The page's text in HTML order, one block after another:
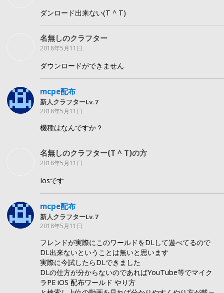
ダンロード出来ない(T ^ T)
名無しのクラフター
2018年5月11日
ダウンロードができません
mcpe配布
新人クラフターLv.7
2018年5月11日
機種はなんですか？
名無しのクラフター(T ^ T)の方
2018年5月11日
Iosです
mcpe配布
新人クラフターLv.7
2018年5月11日
フレンドが実際にこのワールドをDLして遊べてるので
DL出来ないということは無いと思います
実際に今試したらDLできました
DLの仕方が分からないのであればYouTube等でマイク
ラPE iOS 配布ワールド やり方